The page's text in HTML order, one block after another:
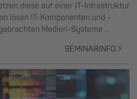
diese auf einer IT-Infrastruktur
lösen IT-Komponenten und -
Medien-Systeme ...
SEMINARINFO